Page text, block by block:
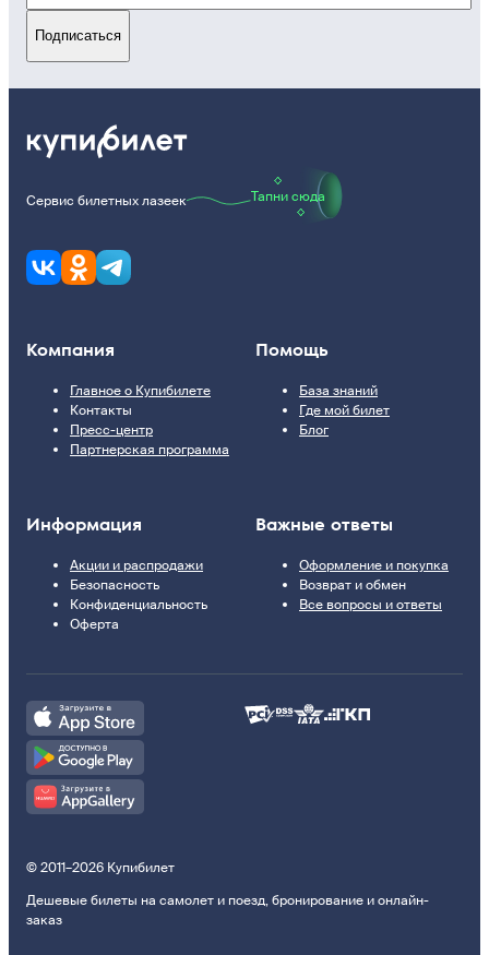
Подписаться
Сервис билетных лазеек Тапни сюда
Компания
Главное о Купибилете
Контакты
Пресс-центр
Партнерская программа
Помощь
База знаний
Где мой билет
Блог
Информация
Акции и распродажи
Безопасность
Конфиденциальность
Оферта
Важные ответы
Оформление и покупка
Возврат и обмен
Все вопросы и ответы
© 2011–2026 Купибилет
Дешевые билеты на самолет и поезд, бронирование и онлайн-
заказ